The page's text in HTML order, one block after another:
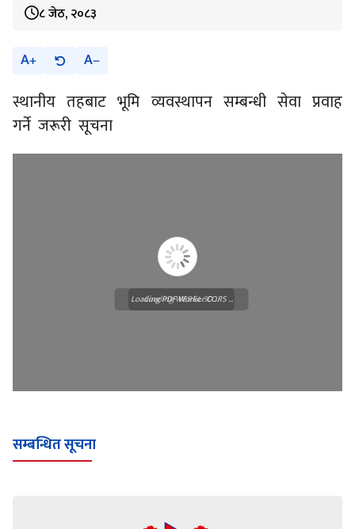
८ जेठ, २०८३
A A
स्थानीय तहबाट भूमि व्यवस्थापन सम्बन्धी सेवा प्रवाह
गर्ने जरूरी सूचना
Loading WEBGL 3D ...
Loading PDF Worker CORS ...
सम्बन्धित सूचना